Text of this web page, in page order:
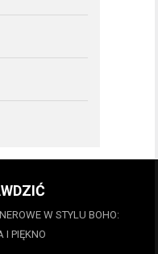
W STYLU BOHO:
I PIĘKNO